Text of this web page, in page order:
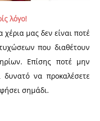
λόγο!
χέρια μας δεν είναι ποτέ
που διαθέτουν
Επίσης ποτέ μην
να προκαλέσετε
σημάδι.